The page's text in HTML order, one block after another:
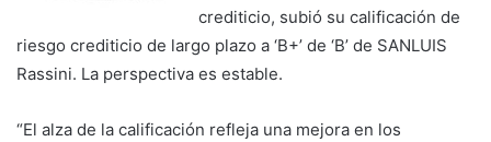
crediticio, subió su calificación de
riesgo crediticio de largo plazo a ‘B+’ de ‘B’ de SANLUIS
Rassini. La perspectiva es estable.
“El alza de la calificación refleja una mejora en los